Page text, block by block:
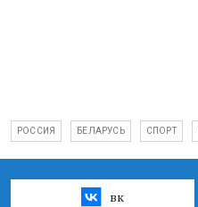
РОССИЯ БЕЛАРУСЬ СПОРТ
вк